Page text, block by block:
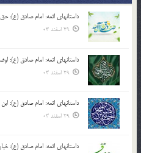
داستانهای ائمه: امام صادق (ع):
29 اسفند 03
داستانهای ائمه: امام صادق (ع):
29 اسفند 03
داستانهای ائمه: امام صادق (ع): ابن
29 اسفند 03
داستانهای ائمه: امام صادق (ع):